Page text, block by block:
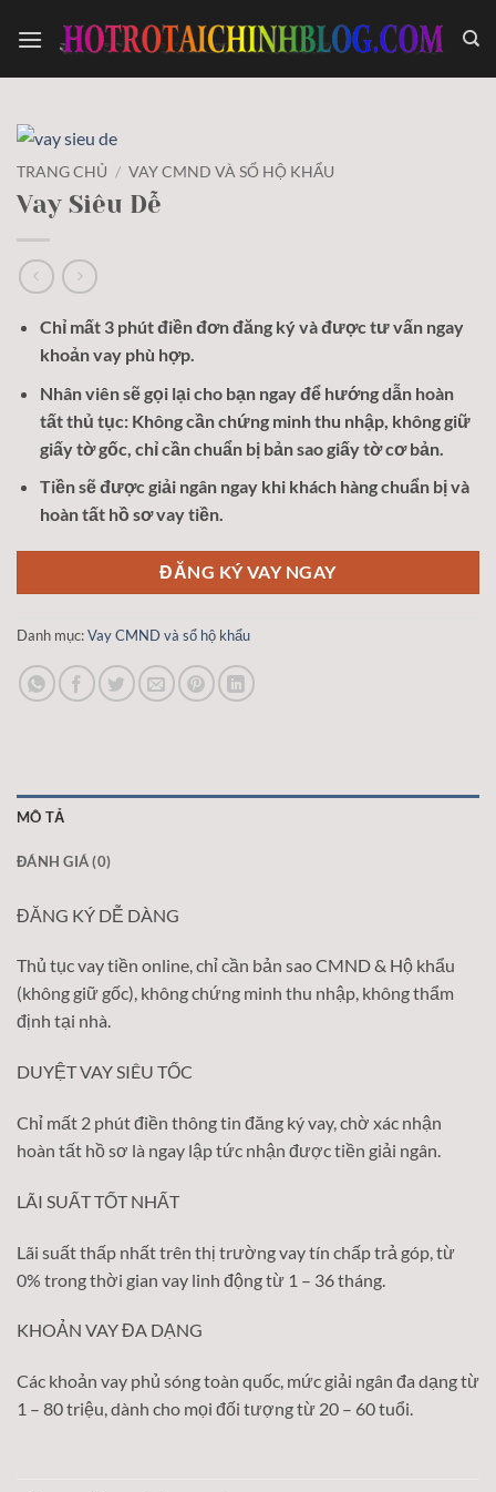
qua
TRANG CHỦ / VAY CMND VÀ SỔ HỘ KHẨU
Vay Siêu Dễ
Chỉ mất 3 phút điền đơn đăng ký và được tư vấn ngay
khoản vay phù hợp.
Nhân viên sẽ gọi lại cho bạn ngay để hướng dẫn hoàn
tất thủ tục: Không cần chứng minh thu nhập, không giữ
giấy tờ gốc, chỉ cần chuẩn bị bản sao giấy tờ cơ bản.
Tiền sẽ được giải ngân ngay khi khách hàng chuẩn bị và
hoàn tất hồ sơ vay tiền.
ĐĂNG KÝ VAY NGAY
Danh mục:Vay CMND và sổ hộ khẩu
MÔ TẢ
ĐÁNH GIÁ (0)
ĐĂNG KÝ DỄ DÀNG
Thủ tục vay tiền online, chỉ cần bản sao CMND & Hộ khẩu
(không giữ gốc), không chứng minh thu nhập, không thẩm
định tại nhà.
DUYỆT VAY SIÊU TỐC
Chỉ mất 2 phút điền thông tin đăng ký vay, chờ xác nhận
hoàn tất hồ sơ là ngay lập tức nhận được tiền giải ngân.
LÃI SUẤT TỐT NHẤT
Lãi suất thấp nhất trên thị trường vay tín chấp trả góp, từ
0% trong thời gian vay linh động từ 1 – 36 tháng.
KHOẢN VAY ĐA DẠNG
Các khoản vay phủ sóng toàn quốc, mức giải ngân đa dạng từ
1 – 80 triệu, dành cho mọi đối tượng từ 20 – 60 tuổi.